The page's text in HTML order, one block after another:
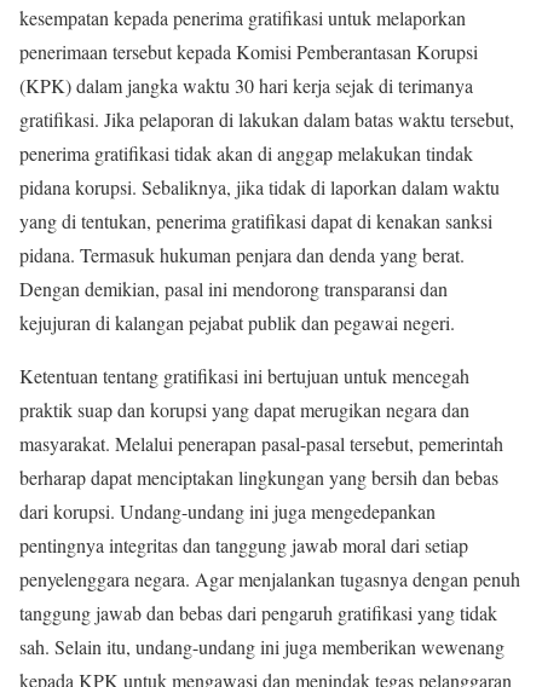
kesempatan kepada penerima gratifikasi untuk melaporkan
penerimaan tersebut kepada Komisi Pemberantasan Korupsi
(KPK) dalam jangka waktu 30 hari kerja sejak di terimanya
gratifikasi. Jika pelaporan di lakukan dalam batas waktu tersebut,
penerima gratifikasi tidak akan di anggap melakukan tindak
pidana korupsi. Sebaliknya, jika tidak di laporkan dalam waktu
yang di tentukan, penerima gratifikasi dapat di kenakan sanksi
pidana. Termasuk hukuman penjara dan denda yang berat.
Dengan demikian, pasal ini mendorong transparansi dan
kejujuran di kalangan pejabat publik dan pegawai negeri.
Ketentuan tentang gratifikasi ini bertujuan untuk mencegah
praktik suap dan korupsi yang dapat merugikan negara dan
masyarakat. Melalui penerapan pasal-pasal tersebut, pemerintah
berharap dapat menciptakan lingkungan yang bersih dan bebas
dari korupsi. Undang-undang ini juga mengedepankan
pentingnya integritas dan tanggung jawab moral dari setiap
penyelenggara negara. Agar menjalankan tugasnya dengan penuh
tanggung jawab dan bebas dari pengaruh gratifikasi yang tidak
sah. Selain itu, undang-undang ini juga memberikan wewenang
kepada KPK untuk mengawasi dan menindak tegas pelanggaran